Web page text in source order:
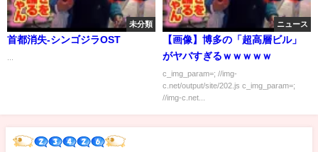
未分類
首都消失-シンゴジラOST
ニュース
【画像】博多の「超高層ビル」
がヤバすぎるｗｗｗｗｗ
c_img_param=; //img-
c.net/output/site/202.js c_img_param=;
//img-c.net...